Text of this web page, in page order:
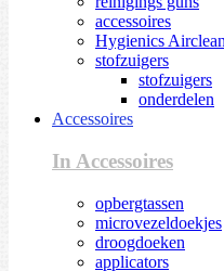
accessoires
Hygienics
stofzuigers
stofzuigers
onderdelen
Accessoires
In Accessoires
opbergtassen
microvezeldoekjes
droogdoeken
applicators